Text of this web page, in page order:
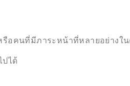
อคนที่มีภาระหน้าที่หลายอย่างใ
ได้